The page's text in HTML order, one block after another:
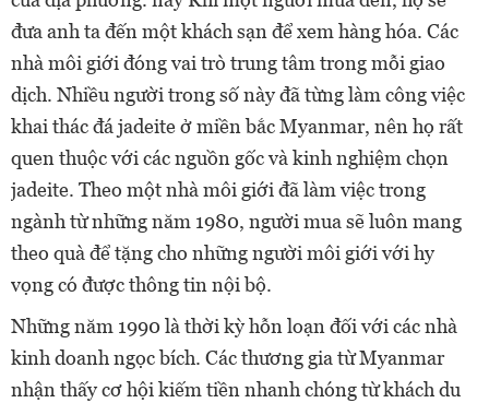
đưa anh ta đến một khách sạn để xem hàng hóa. Các
nhà môi giới đóng vai trò trung tâm trong mỗi giao
dịch. Nhiều người trong số này đã từng làm công việc
khai thác đá jadeite ở miền bắc Myanmar, nên họ rất
quen thuộc với các nguồn gốc và kinh nghiệm chọn
jadeite. Theo một nhà môi giới đã làm việc trong
ngành từ những năm 1980, người mua sẽ luôn mang
theo quà để tặng cho những người môi giới với hy
vọng có được thông tin nội bộ.
Những năm 1990 là thời kỳ hỗn loạn đối với các nhà
kinh doanh ngọc bích. Các thương gia từ Myanmar
nhận thấy cơ hội kiếm tiền nhanh chóng từ khách du